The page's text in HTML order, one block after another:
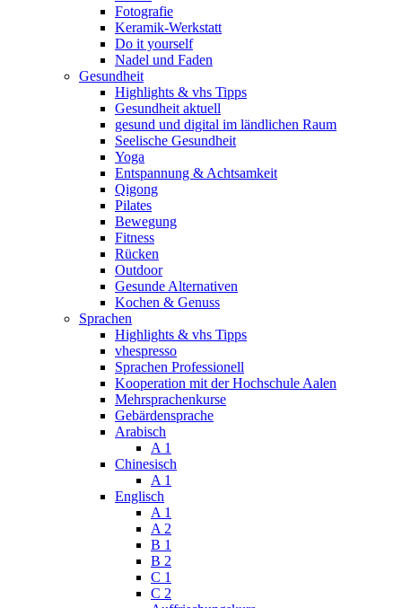
Fotografie
Keramik-Werkstatt
Do it yourself
Nadel und Faden
Gesundheit
Highlights & vhs Tipps
Gesundheit aktuell
gesund und digital im ländlichen Raum
Seelische Gesundheit
Yoga
Entspannung & Achtsamkeit
Qigong
Pilates
Bewegung
Fitness
Rücken
Outdoor
Gesunde Alternativen
Kochen & Genuss
Sprachen
Highlights & vhs Tipps
vhespresso
Sprachen Professionell
Kooperation mit der Hochschule Aalen
Mehrsprachenkurse
Gebärdensprache
Arabisch
A 1
Chinesisch
A 1
Englisch
A 1
A 2
B 1
B 2
C 1
C 2